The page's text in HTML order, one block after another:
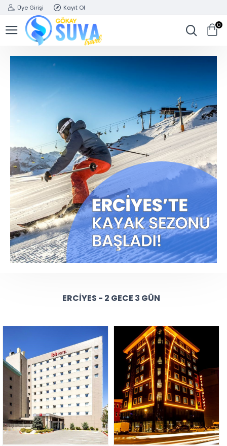
Üye Girişi Kayıt Ol
0
ERCIYES - 2 GECE 3 GÜN